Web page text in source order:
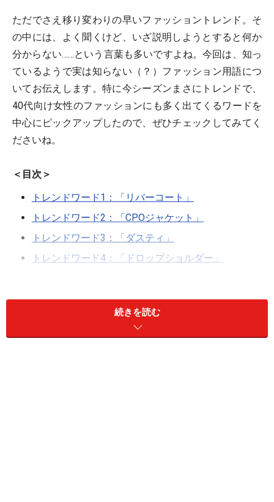
ただでさえ移り変わりの早いファッショントレンド。そ
の中には、よく聞くけど、いざ説明しようとすると何か
分からない……という言葉も多いですよね。今回は、知っ
ているようで実は知らない（？）ファッション用語につ
いてお伝えします。特に今シーズンまさにトレンドで、
40代向け女性のファッションにも多く出てくるワードを
中心にピックアップしたので、ぜひチェックしてみてく
ださいね。
＜目次＞
トレンドワード1：「リバーコート」
トレンドワード2：「CPOジャケット」
トレンドワード3：「ダスティ」
トレンドワード4：「ドロップショルダー」
裏地のない一枚仕立てのコートを指す「リ
バーコート」
続きを読む